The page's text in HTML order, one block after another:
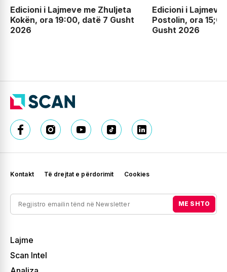
Edicioni i Lajmeve me Zhuljeta
Kokën, ora 19:00, datë 7 Gusht
2026
Edicioni i Lajmeve
Postolin, ora
Gusht 2026
Lajme
Scan Intel
Kontakt Të drejtat e përdorimit Cookies
ME SHTO